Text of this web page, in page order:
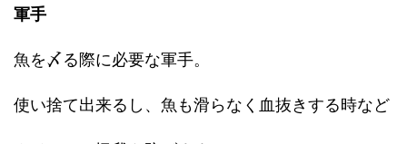
軍手
魚を〆る際に必要な軍手。
使い捨て出来るし、魚も滑らなく血抜きする時など